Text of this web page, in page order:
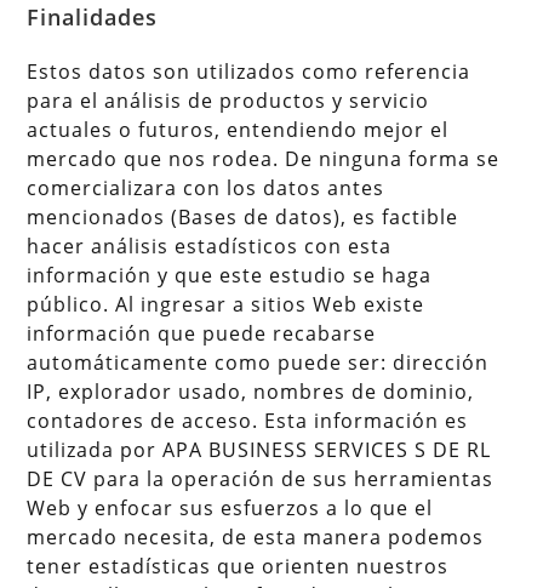
Finalidades
Estos datos son utilizados como referencia
para el análisis de productos y servicio
actuales o futuros, entendiendo mejor el
mercado que nos rodea. De ninguna forma se
comercializara con los datos antes
mencionados (Bases de datos), es factible
hacer análisis estadísticos con esta
información y que este estudio se haga
público. Al ingresar a sitios Web existe
información que puede recabarse
automáticamente como puede ser: dirección
IP, explorador usado, nombres de dominio,
contadores de acceso. Esta información es
utilizada por APA BUSINESS SERVICES S DE RL
DE CV para la operación de sus herramientas
Web y enfocar sus esfuerzos a lo que el
mercado necesita, de esta manera podemos
tener estadísticas que orienten nuestros